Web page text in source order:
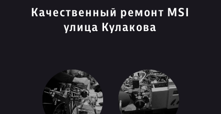
Качественный ремонт MSI
улица Кулакова